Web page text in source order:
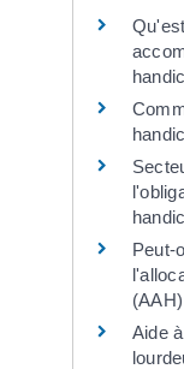
Peut-
Aide